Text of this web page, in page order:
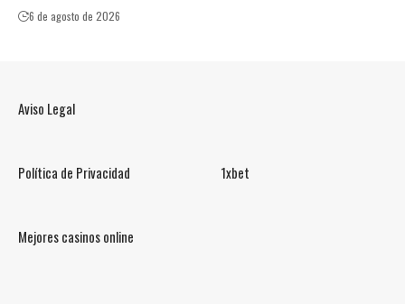
6 de agosto de 2026
Aviso Legal
Política de Privacidad 1xbet
Mejores casinos online